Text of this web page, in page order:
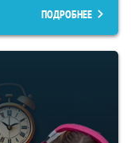
ПОДРОБНЕЕ